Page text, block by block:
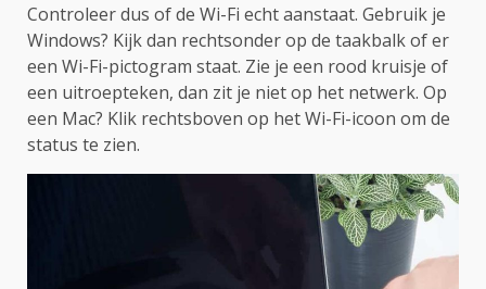
Controleer dus of de Wi-Fi echt aanstaat. Gebruik je
Windows? Kijk dan rechtsonder op de taakbalk of er
een Wi-Fi-pictogram staat. Zie je een rood kruisje of
een uitroepteken, dan zit je niet op het netwerk. Op
een Mac? Klik rechtsboven op het Wi-Fi-icoon om de
status te zien.